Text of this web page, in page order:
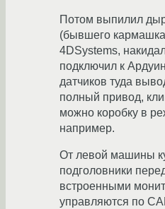
Потом выпилил
(бывшего
4DSystems,
подключил к
датчиков туда
полный привод,
можно коробку в
например.
От левой машины
подголовники
встроенными
управляются по